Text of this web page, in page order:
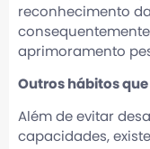
reconhecimento
aprimoramento
Outros hábitos
Além de evitar
capacidades,